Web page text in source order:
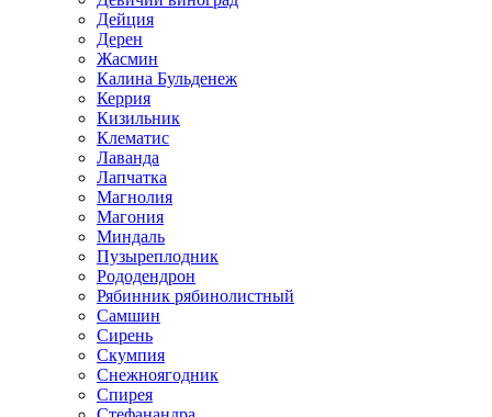
Дейция
Дерен
Жасмин
Калина Бульденеж
Керрия
Кизильник
Клематис
Лаванда
Лапчатка
Магнолия
Магония
Миндаль
Пузыреплодник
Рододендрон
Рябинник рябинолистный
Самшин
Сирень
Скумпия
Снежноягодник
Спирея